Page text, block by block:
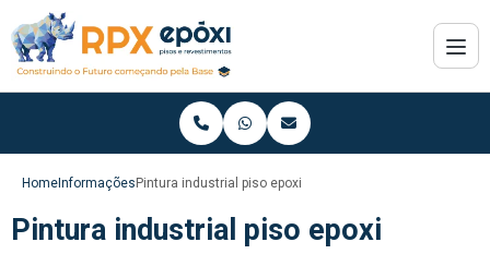
HomeInformaçõesPintura industrial piso epoxi
Pintura industrial piso epoxi